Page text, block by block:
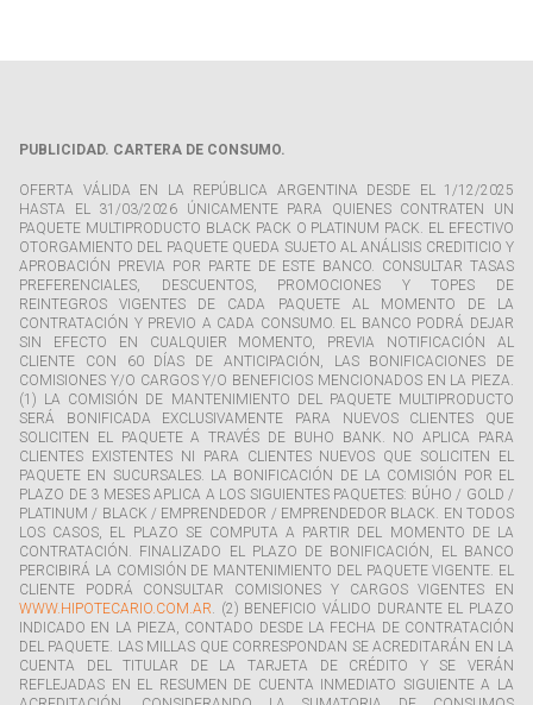
PUBLICIDAD. CARTERA DE CONSUMO.
OFERTA VÁLIDA EN LA REPÚBLICA ARGENTINA DESDE EL 1/12/2025
HASTA EL 31/03/2026 ÚNICAMENTE PARA QUIENES CONTRATEN UN
PAQUETE MULTIPRODUCTO BLACK PACK O PLATINUM PACK. EL EFECTIVO
OTORGAMIENTO DEL PAQUETE QUEDA SUJETO AL ANÁLISIS CREDITICIO Y
APROBACIÓN PREVIA POR PARTE DE ESTE BANCO. CONSULTAR TASAS
PREFERENCIALES, DESCUENTOS, PROMOCIONES Y TOPES DE
REINTEGROS VIGENTES DE CADA PAQUETE AL MOMENTO DE LA
CONTRATACIÓN Y PREVIO A CADA CONSUMO. EL BANCO PODRÁ DEJAR
SIN EFECTO EN CUALQUIER MOMENTO, PREVIA NOTIFICACIÓN AL
CLIENTE CON 60 DÍAS DE ANTICIPACIÓN, LAS BONIFICACIONES DE
COMISIONES Y/O CARGOS Y/O BENEFICIOS MENCIONADOS EN LA PIEZA.
(1) LA COMISIÓN DE MANTENIMIENTO DEL PAQUETE MULTIPRODUCTO
SERÁ BONIFICADA EXCLUSIVAMENTE PARA NUEVOS CLIENTES QUE
SOLICITEN EL PAQUETE A TRAVÉS DE BUHO BANK. NO APLICA PARA
CLIENTES EXISTENTES NI PARA CLIENTES NUEVOS QUE SOLICITEN EL
PAQUETE EN SUCURSALES. LA BONIFICACIÓN DE LA COMISIÓN POR EL
PLAZO DE 3 MESES APLICA A LOS SIGUIENTES PAQUETES: BÚHO / GOLD /
PLATINUM / BLACK / EMPRENDEDOR / EMPRENDEDOR BLACK. EN TODOS
LOS CASOS, EL PLAZO SE COMPUTA A PARTIR DEL MOMENTO DE LA
CONTRATACIÓN. FINALIZADO EL PLAZO DE BONIFICACIÓN, EL BANCO
PERCIBIRÁ LA COMISIÓN DE MANTENIMIENTO DEL PAQUETE VIGENTE. EL
CLIENTE PODRÁ CONSULTAR COMISIONES Y CARGOS VIGENTES EN
WWW.HIPOTECARIO.COM.AR . (2) BENEFICIO VÁLIDO DURANTE EL PLAZO
INDICADO EN LA PIEZA, CONTADO DESDE LA FECHA DE CONTRATACIÓN
DEL PAQUETE. LAS MILLAS QUE CORRESPONDAN SE ACREDITARÁN EN LA
CUENTA DEL TITULAR DE LA TARJETA DE CRÉDITO Y SE VERÁN
REFLEJADAS EN EL RESUMEN DE CUENTA INMEDIATO SIGUIENTE A LA